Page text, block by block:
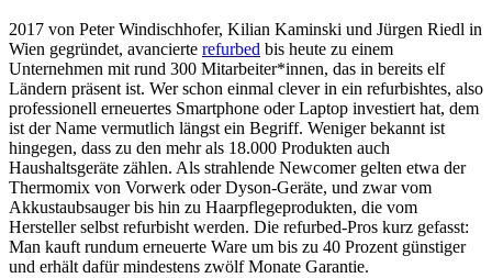
2017 von Peter Windischhofer, Kilian Kaminski und Jürgen Riedl in
Wien gegründet, avancierte refurbed bis heute zu einem
Unternehmen mit rund 300 Mitarbeiter*innen, das in bereits elf
Ländern präsent ist. Wer schon einmal clever in ein refurbishtes, also
professionell erneuertes Smartphone oder Laptop investiert hat, dem
ist der Name vermutlich längst ein Begriff. Weniger bekannt ist
hingegen, dass zu den mehr als 18.000 Produkten auch
Haushaltsgeräte zählen. Als strahlende Newcomer gelten etwa der
Thermomix von Vorwerk oder Dyson-Geräte, und zwar vom
Akkustaubsauger bis hin zu Haarpflegeprodukten, die vom
Hersteller selbst refurbisht werden. Die refurbed-Pros kurz gefasst:
Man kauft rundum erneuerte Ware um bis zu 40 Prozent günstiger
und erhält dafür mindestens zwölf Monate Garantie.